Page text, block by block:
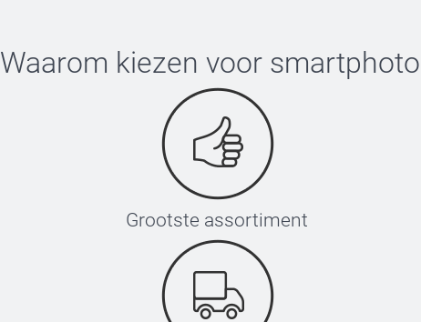
Waarom kiezen voor smartphoto
Grootste assortiment